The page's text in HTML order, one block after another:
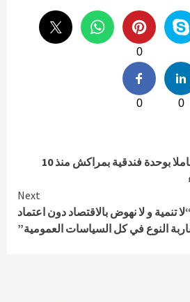
0
0
0
اعتصام 20 عاملة و 17 عاملا بوحدة فندقية بمراكش منذ 10
Next
تنمية و لا نهوض بالاقتصاد دون اعتماد
النوع في كل السياسات العمومية”‪‬